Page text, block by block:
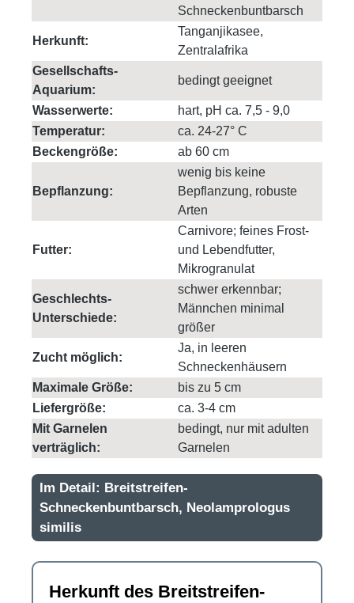
Schneckenbuntbarsch
Herkunft:
Tanganjikasee,
Zentralafrika
Gesellschafts-
Aquarium:
bedingt geeignet
Wasserwerte:
hart, pH ca. 7,5 - 9,0
Temperatur:
ca. 24-27° C
Beckengröße:
ab 60 cm
Bepflanzung:
wenig bis keine
Bepflanzung, robuste
Arten
Futter:
Carnivore; feines Frost-
und Lebendfutter,
Mikrogranulat
Geschlechts-
Unterschiede:
schwer erkennbar;
Männchen minimal
größer
Zucht möglich:
Ja, in leeren
Schneckenhäusern
Maximale Größe:
bis zu 5 cm
Liefergröße:
ca. 3-4 cm
Mit Garnelen
verträglich:
bedingt, nur mit adulten
Garnelen
Im Detail: Breitstreifen-
Schneckenbuntbarsch, Neolamprologus
similis
Herkunft des Breitstreifen-